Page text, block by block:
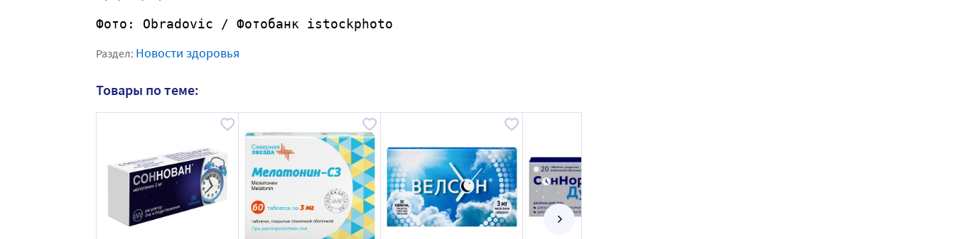
Фото: Obradovic / Фотобанк istockphoto
Раздел: Новости здоровья
Товары по теме: